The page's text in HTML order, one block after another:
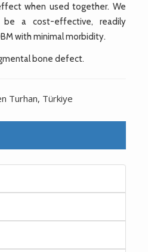
when used together. We
be a cost-effective, readily
with minimal morbidity.
bone defect.
Turhan, Türkiye